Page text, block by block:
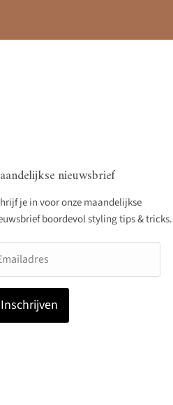
nieuwsbrief
je in voor onze maandelijkse
boordevol styling tips & tricks.
Inschrijven